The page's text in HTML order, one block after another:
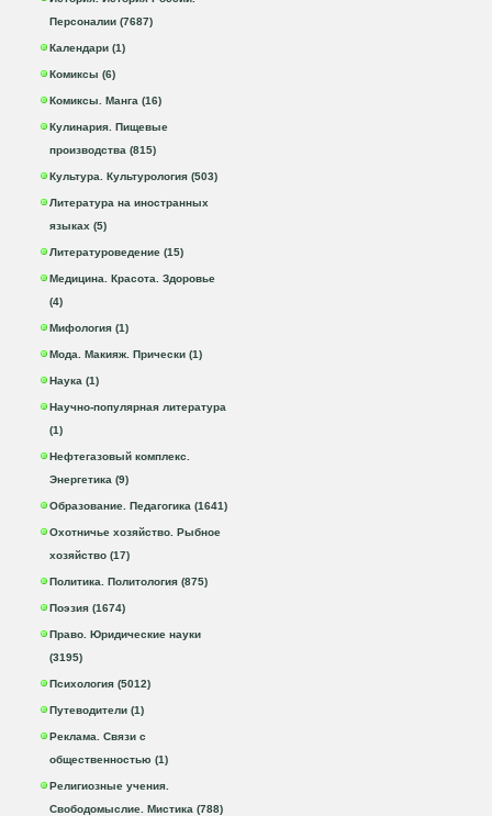
Персоналии (7687)
Календари (1)
Комиксы (6)
Комиксы. Манга (16)
Кулинария. Пищевые
производства (815)
Культура. Культурология (503)
Литература на иностранных
языках (5)
Литературоведение (15)
Медицина. Красота. Здоровье
(4)
Мифология (1)
Мода. Макияж. Прически (1)
Наука (1)
Научно-популярная литература
(1)
Нефтегазовый комплекс.
Энергетика (9)
Образование. Педагогика (1641)
Охотничье хозяйство. Рыбное
хозяйство (17)
Политика. Политология (875)
Поэзия (1674)
Право. Юридические науки
(3195)
Психология (5012)
Путеводители (1)
Реклама. Связи с
общественностью (1)
Религиозные учения.
Свободомыслие. Мистика (788)